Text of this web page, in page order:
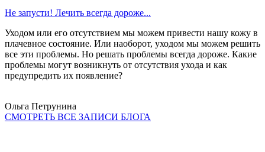
Не запусти! Лечить всегда дороже...
Уходом или его отсутствием мы можем привести нашу кожу в
плачевное состояние. Или наоборот, уходом мы можем решить
все эти проблемы. Но решать проблемы всегда дороже. Какие
проблемы могут возникнуть от отсутствия ухода и как
предупредить их появление?
Ольга Петрунина
СМОТРЕТЬ ВСЕ ЗАПИСИ БЛОГА